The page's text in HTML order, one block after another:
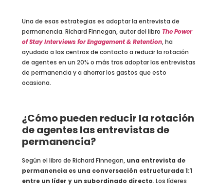
Una de esas estrategias es adoptar la entrevista de
permanencia. Richard Finnegan, autor del libro The Power
of Stay Interviews for Engagement & Retention, ha
ayudado a los centros de contacto a reducir la rotación
de agentes en un 20% o más tras adoptar las entrevistas
de permanencia y a ahorrar los gastos que esto
ocasiona.
¿Cómo pueden reducir la rotación
de agentes las entrevistas de
permanencia?
Según el libro de Richard Finnegan,una entrevista de
permanencia es una conversación estructurada 1:1
entre un líder y un subordinado directo. Los líderes